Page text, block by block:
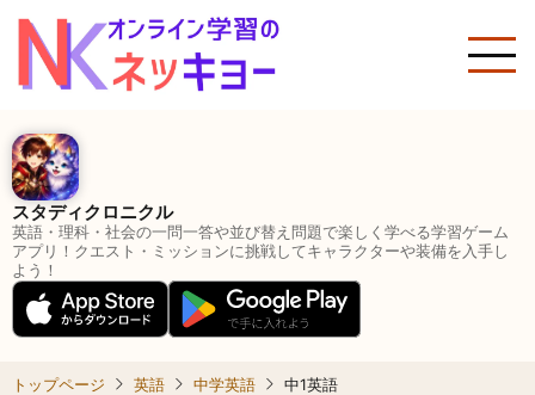
メ
ン
テ
ン
ツ
に
移
スタディクロニクル
英語・理科・社会の一問一答や並び替え問題で楽しく学べる学習ゲーム
アプリ！クエスト・ミッションに挑戦してキャラクターや装備を入手し
よう！
トップページ 英語 中学英語 中1英語